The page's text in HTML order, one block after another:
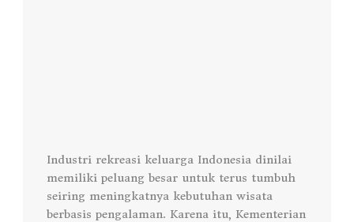
Industri rekreasi keluarga Indonesia dinilai
memiliki peluang besar untuk terus tumbuh
seiring meningkatnya kebutuhan wisata
berbasis pengalaman. Karena itu, Kementerian